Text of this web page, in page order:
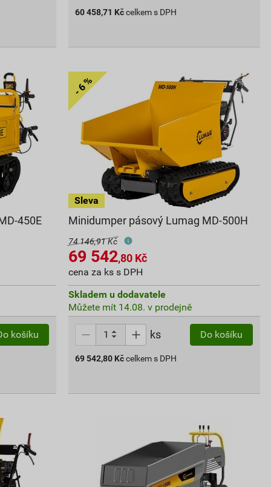
60 458,71 Kč celkem s DPH
450E
košíku
Minidumper pásový Lumag MD-500H
74 146,91 Kč
69 542,80Kč
cena za ks s DPH
Skladem u dodavatele
Můžete mít 14.08. v prodejně
ks Do košíku
69 542,80 Kč celkem s DPH